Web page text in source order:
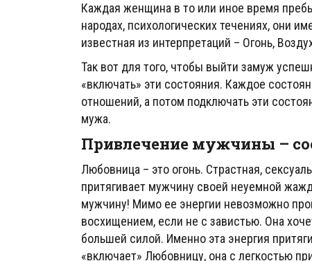
Каждая женщина в то или иное время
народах, психологических течениях, они
известная из интерпретаций – Огонь,
Так вот для того, чтобы выйти замуж
«включать» эти состояния. Каждое
отношений, а потом подключать эти
мужа.
Привлечение мужчины –
Любовница – это огонь. Страстная,
притягивает мужчину своей неуемной
мужчину! Мимо ее энергии невозможно
восхищением, если не с завистью. Она
большей силой. Именно эта энергия
«включает» Любовницу, она с легкостью